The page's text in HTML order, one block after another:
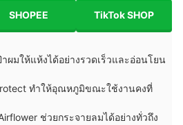
SHOPEE TikTok SHOP
ผมให้แห้งได้อย่างรวดเร็วและอ่อนโยน
ทำให้อุณหภูมิขณะใช้งานคงที่
ช่วยกระจายลมได้อย่างทั่วถึง